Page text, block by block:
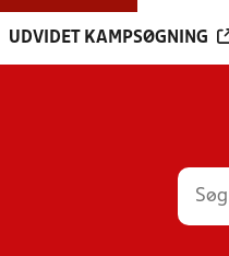
UDVIDET KAMPSØGNING